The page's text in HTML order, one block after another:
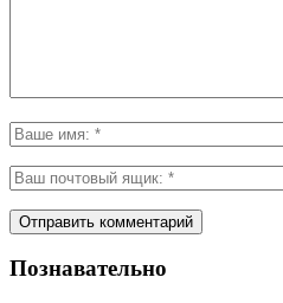
Познавательно